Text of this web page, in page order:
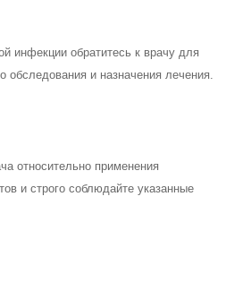
инфекции обратитесь к врачу для
обследования и назначения лечения.
относительно применения
и строго соблюдайте указанные